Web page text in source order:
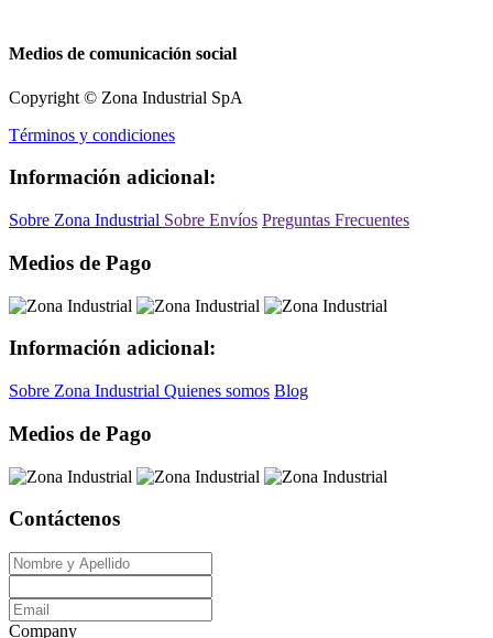
Medios de comunicación social
Copyright © Zona Industrial SpA
Términos y condiciones
Información adicional:
Sobre Zona Industrial Sobre Envíos Preguntas Frecuentes
Medios de Pago
Información adicional:
Sobre Zona Industrial Quienes somos Blog
Medios de Pago
Contáctenos
Company